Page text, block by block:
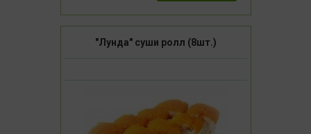
"Лунда" суши ролл (8шт.)